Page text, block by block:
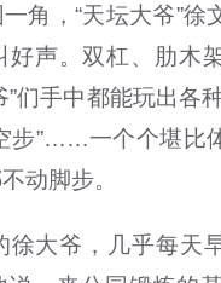
角，“天坛大爷”徐
好声。双杠、肋木
”们手中都能玩出各
步”……一个个堪比
动脚步。
徐大爷，几乎每天